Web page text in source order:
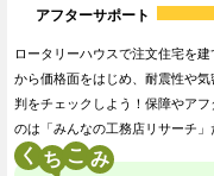
アフターサポート
ロータリーハウスで注文住宅を
から価格面をはじめ、耐震性や
判をチェックしよう！保障やア
のは「みんなの工務店リサーチ」
く こ